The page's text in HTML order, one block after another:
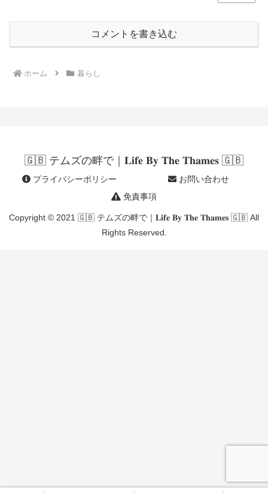
コメントを書き込む
ホーム 暮らし
🇬🇧 テムズの畔で｜𝐋𝐢𝐟𝐞 𝐁𝐲 𝐓𝐡𝐞 𝐓𝐡𝐚𝐦𝐞𝐬 🇬🇧
プライバシーポリシー
お問い合わせ
免責事項
Copyright © 2021 🇬🇧 テムズの畔で｜𝐋𝐢𝐟𝐞 𝐁𝐲 𝐓𝐡𝐞 𝐓𝐡𝐚𝐦𝐞𝐬 🇬🇧 All
Rights Reserved.